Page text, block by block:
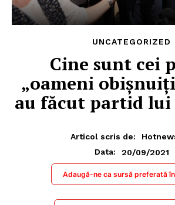
UNCATEGORIZED
Cine sunt cei
„oameni
au făcut partid lui
Articol scris de:
Data:
20/09/2021
Adaugă-ne ca sursă preferată